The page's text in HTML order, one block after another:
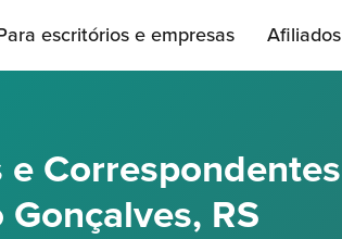
escritórios e empresas Afiliados
Correspondentes
RS